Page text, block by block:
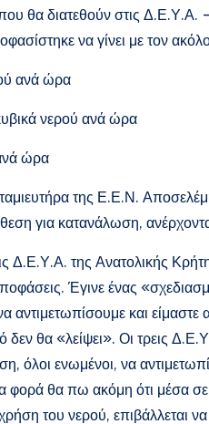
θα διατεθούν στις Δ.Ε.Υ.Α.
να γίνει με τον
ανά ώρα
νερού ανά ώρα
ώρα
ταμιευτήρα της Ε.Ε.Ν.
για κατανάλωση,
Δ.Ε.Υ.Α. της Ανατολικής
Έγινε ένας
και είμαστε
δεν θα «λείψει». Οι τρεις
όλοι ενωμένοι, να
φορά θα πω ακόμη ότι μέσα
του νερού, επιβάλλεται